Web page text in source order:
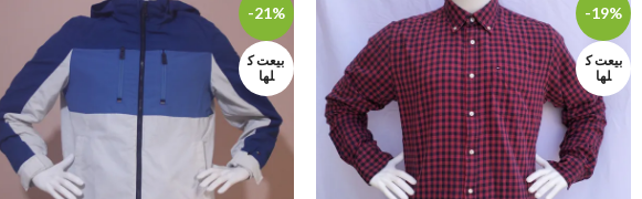
-19%
بيعت ك
لها
-21%
بيعت ك
لها